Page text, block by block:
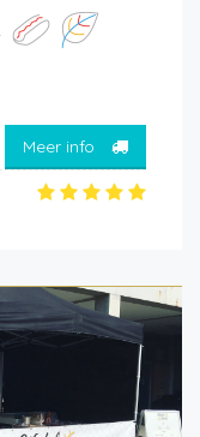
Meer info